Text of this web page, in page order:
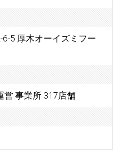
5 厚木オーイズミフー
営 事業所 317店舗